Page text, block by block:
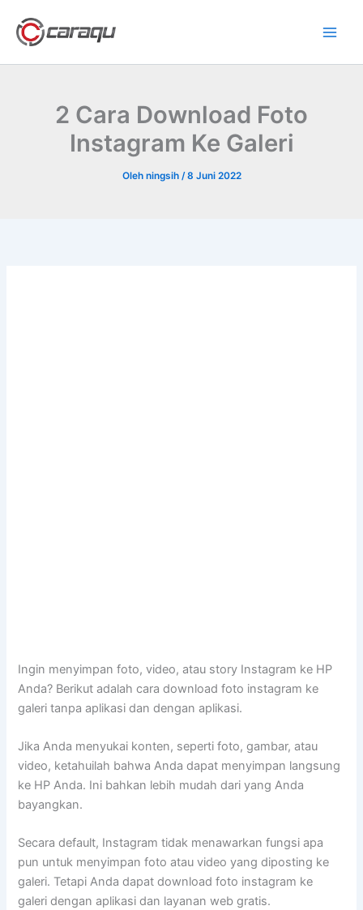
konten
2 Cara Download Foto
Instagram Ke Galeri
Oleh ningsih /8 Juni 2022
Ingin menyimpan foto, video, atau story Instagram ke HP
Anda? Berikut adalah cara download foto instagram ke
galeri tanpa aplikasi dan dengan aplikasi.
Jika Anda menyukai konten, seperti foto, gambar, atau
video, ketahuilah bahwa Anda dapat menyimpan langsung
ke HP Anda. Ini bahkan lebih mudah dari yang Anda
bayangkan.
Secara default, Instagram tidak menawarkan fungsi apa
pun untuk menyimpan foto atau video yang diposting ke
galeri. Tetapi Anda dapat download foto instagram ke
galeri dengan aplikasi dan layanan web gratis.